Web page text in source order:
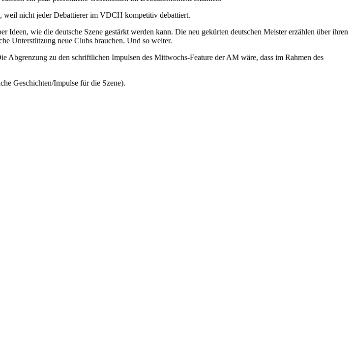
weil nicht jeder Debattierer im VDCH kompetitiv debattiert.
wie die deutsche Szene gestärkt werden kann. Die neu gekürten deutschen Meister erzählen über ihren
Unterstützung neue Clubs brauchen. Und so weiter.
Abgrenzung zu den schriftlichen Impulsen des Mittwochs-Feature der AM wäre, dass im Rahmen des
Geschichten/Impulse für die Szene).